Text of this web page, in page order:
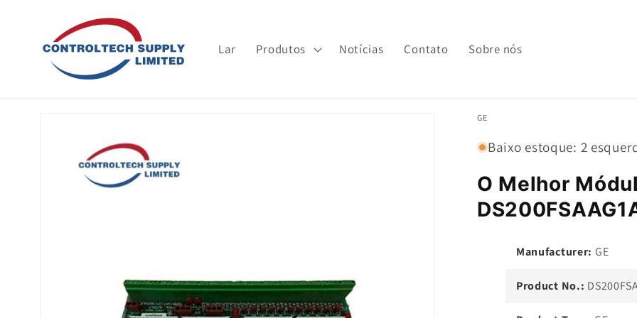
conteúdo
Lar Produtos Notícias Contato Sobre nós
do produto
GE
Baixo estoque: 2
O Melhor
Manufacturer: GE
Product No.: